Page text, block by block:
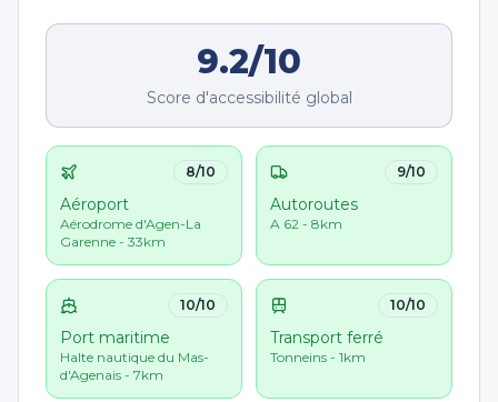
9.2/10
Score d'accessibilité global
8/10
Aéroport
Aérodrome d'Agen-La
Garenne - 33km
9/10
Autoroutes
A 62 - 8km
10/10
Port maritime
Halte nautique du Mas-
d'Agenais - 7km
10/10
Transport ferré
Tonneins - 1km